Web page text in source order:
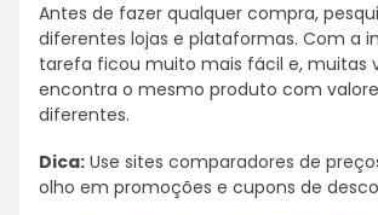
Antes de fazer qualquer compra,
diferentes lojas e plataformas. Com a
tarefa ficou muito mais fácil e, muitas
encontra o mesmo produto com
diferentes.
Dica: Use sites comparadores de
olho em promoções e cupons de